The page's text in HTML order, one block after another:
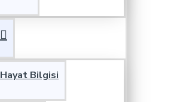
Hayat Bilgisi